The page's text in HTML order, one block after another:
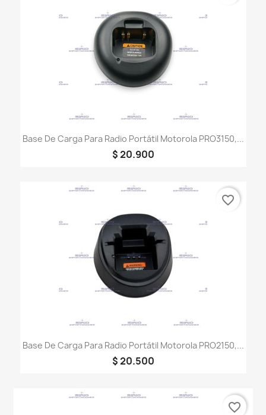
Base De Carga Para Radio Portátil Motorola PRO3150,...
$ 20.900
Base De Carga Para Radio Portátil Motorola PRO2150,...
$ 20.500
favorite_border
favorite_border